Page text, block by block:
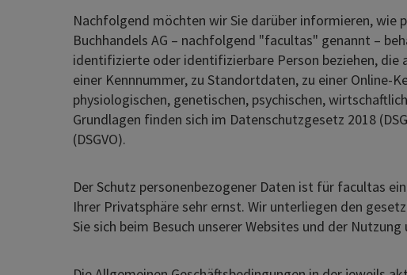
Nachfolgend möchten wir Sie darüber informieren, wie
Buchhandels AG – nachfolgend "facultas" genannt –
identifizierte oder identifizierbare Person beziehen, die
einer Kennnummer, zu Standortdaten, zu einer Online-
physiologischen, genetischen, psychischen,
Grundlagen finden sich im Datenschutzgesetz 2018
(DSGVO).
Der Schutz personenbezogener Daten ist für facultas
Ihrer Privatsphäre sehr ernst. Wir unterliegen den
Sie sich beim Besuch unserer Websites und der